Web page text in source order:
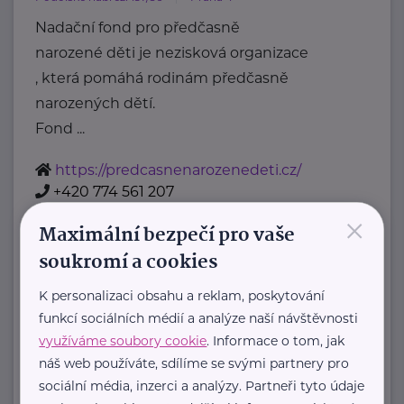
Nadační fond pro předčasně
narozené děti je nezisková organizace
, která pomáhá rodinám předčasně
narozených dětí.
Fond ...
https://predcasnenarozenedeti.cz/
+420 774 561 207
Rodinná síť
Průvodce světem náhradní rodinné
×
Maximální bezpečí pro vaše
soukromí a cookies
K personalizaci obsahu a reklam, poskytování
funkcí sociálních médií a analýze naší návštěvnosti
využíváme soubory cookie. Informace o tom, jak
náš web používáte, sdílíme se svými partnery pro
sociální média, inzerci a analýzy. Partneři tyto údaje